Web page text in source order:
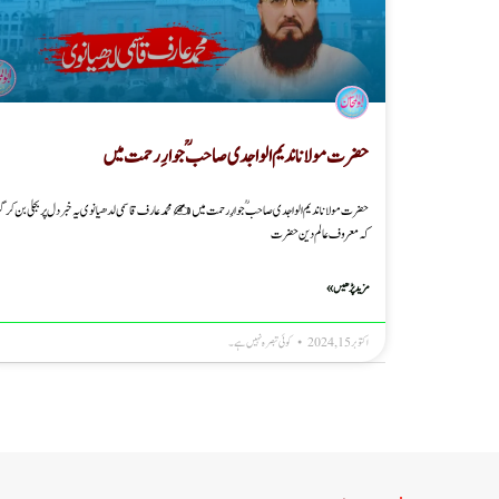
حضرت مولانا ندیم الواجدی صاحبؒ جوارِ رحمت میں
حضرت مولانا ندیم الواجدی صاحبؒ جوارِ رحمت میں ✍️محمد عارف قاسمی لدھیانوی یہ خبر دل پر بجلی بن
کہ معروف عالم دین حضرت
مزید پڑھیں »
اکتوبر 15, 2024 کوئی تبصرہ نہیں ہے۔